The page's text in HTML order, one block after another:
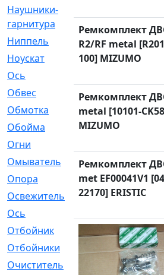
Наушники-
гарнитура
Ниппель
[1]
Ноускат
[53]
Оcь
Обвес
[3]
Обмотка
[4]
Обойма
[14]
Огни
Омыватель
[4]
Опора
[1]
Освежитель
[1]
Ось
Отбойник
[287]
Отбойники
[80]
Очиститель
[15]
Ремкомплект
R2/RF metal
100] MIZUMO
Ремкомплект
metal [10101-
MIZUMO
Ремкомплект
met EF00041V1
22170] ERISTIC